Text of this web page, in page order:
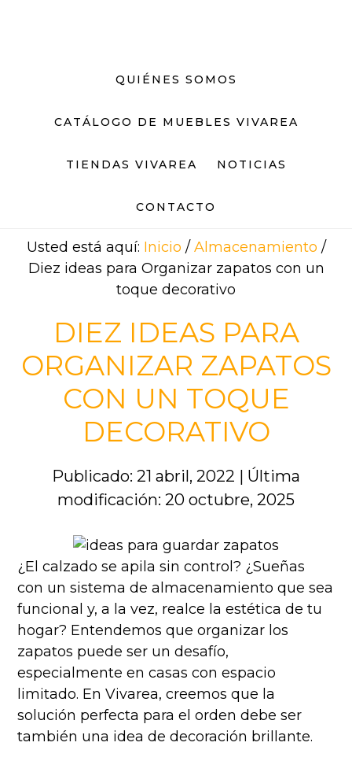
QUIÉNES SOMOS
CATÁLOGO DE MUEBLES VIVAREA
TIENDAS VIVAREA NOTICIAS
CONTACTO
Usted está aquí: Inicio / Almacenamiento /
Diez ideas para Organizar zapatos con un
toque decorativo
DIEZ IDEAS PARA
ORGANIZAR ZAPATOS
CON UN TOQUE
DECORATIVO
Publicado: 21 abril, 2022 | Última
modificación: 20 octubre, 2025
¿El calzado se apila sin control? ¿Sueñas
con un sistema de almacenamiento que sea
funcional y, a la vez, realce la estética de tu
hogar? Entendemos que organizar los
zapatos puede ser un desafío,
especialmente en casas con espacio
limitado. En Vivarea, creemos que la
solución perfecta para el orden debe ser
también una idea de decoración brillante.